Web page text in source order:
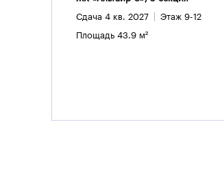
Сдача 4 кв. 2027 Этаж 9-12
Площадь 43.9 м²